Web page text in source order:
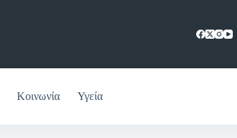
Κοινωνία Υγεία